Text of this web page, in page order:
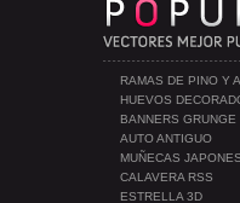
RAMAS DE PINO Y
HUEVOS
BANNERS GRUNGE
AUTO ANTIGUO
MUÑECAS
CALAVERA RSS
ESTRELLA 3D